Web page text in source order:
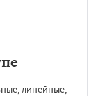
линейные,